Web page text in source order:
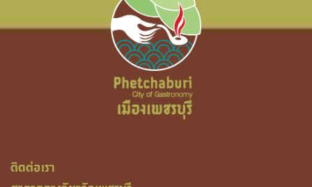
ติดต่อเรา